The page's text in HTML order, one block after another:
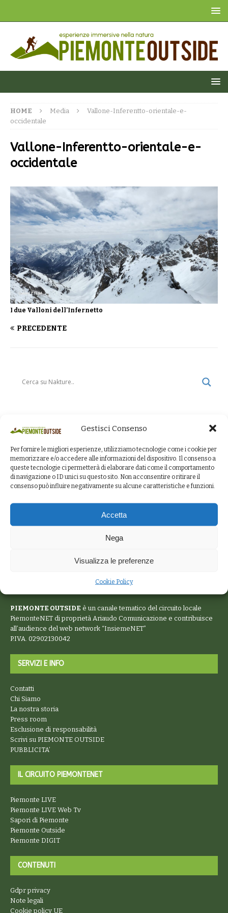
Gestisci Consenso
Per fornire le migliori esperienze, utilizziamo tecnologie come i cookie per
memorizzare e/o accedere alle informazioni del dispositivo. Il consenso a
queste tecnologie ci permetterà di elaborare dati come il comportamento
di navigazione o ID unici su questo sito. Non acconsentire o ritirare il
consenso può influire negativamente su alcune caratteristiche e funzioni.
Accetta
Nega
Visualizza le preferenze
Cookie Policy
HOME Media
Vallone-Inferentto-orientale-e-
occidentale
Vallone-Inferentto-orientale-e-
occidentale
I due Valloni dell’Infernetto
PRECEDENTE
PIEMONTE OUTSIDE è un canale tematico del circuito locale
PiemonteNET di proprietà Ariaudo Comunicazione e contribuisce
all’audience del web network “InsiemeNET”
P.IVA. 02902130042
SERVIZI E INFO
Contatti
Chi Siamo
La nostra storia
Press room
Esclusione di responsabilità
Scrivi su PIEMONTE OUTSIDE
PUBBLICITA’
IL CIRCUITO PIEMONTENET
Piemonte LIVE
Piemonte LIVE Web Tv
Sapori di Piemonte
Piemonte Outside
Piemonte DIGIT
CONTENUTI
Gdpr privacy
Note legali
Cookie policy UE